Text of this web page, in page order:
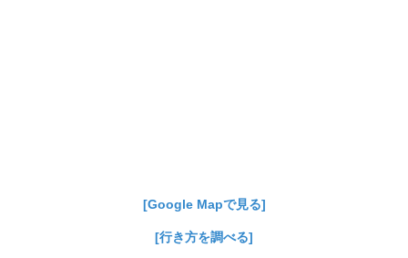
[Google Mapで見る]
[行き方を調べる]